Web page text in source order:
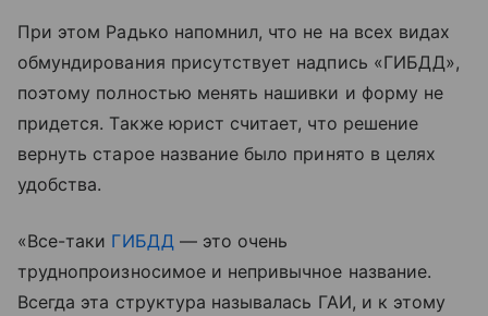
При этом Радько напомнил, что не на всех видах
обмундирования присутствует надпись «ГИБДД»,
поэтому полностью менять нашивки и форму не
придется. Также юрист считает, что решение
вернуть старое название было принято в целях
удобства.
«Все-таки ГИБДД— это очень
труднопроизносимое и непривычное название.
Всегда эта структура называлась ГАИ, и к этому